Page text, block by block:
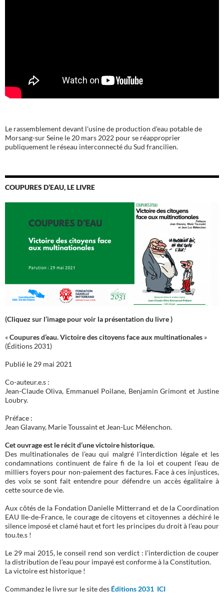
Le rassemblement devant l'usine de production d'eau potable de
Morsang-sur Seine le 20 mars 2022 pour se réapproprier
publiquement le réseau interconnecté du Sud francilien.
COUPURES D’EAU, LE LIVRE
(Cliquez sur l’image pour voir la présentation du livre )
«Coupures d’eau. Victoire des citoyens face aux multinationales »
(Éditions 2031)
Publié le 29 mai 2021
Co-auteur.e.s :
Jean-Claude Oliva, Emmanuel Poilane, Benjamin Grimont et Justine
Loubry.
Préface :
Jean Glavany, Marie Toussaint et Jean-Luc Mélenchon.
Cet ouvrage est le récit d’une victoire historique.
Des multinationales de l’eau qui malgré l’interdiction légale et les
condamnations continuent de faire fi de la loi et coupent l’eau de
milliers foyers pour non-paiement des factures. Face à ces injustices,
des voix se sont fait entendre pour défendre un accès égalitaire à
cette source de vie.
Aux côtés de la Fondation Danielle Mitterrand et de la Coordination
EAU Ile-de-France, le courage de citoyens et citoyennes a déchiré le
silence imposé et clamé haut et fort les principes du droit à l’eau pour
tou.te.s !
Le 29 mai 2015, le conseil rend son verdict : l’interdiction de couper
la distribution de l’eau pour impayé est conforme à la Constitution.
La victoire est historique !
Commandez le livre sur le site des Éditions 2031 ICI